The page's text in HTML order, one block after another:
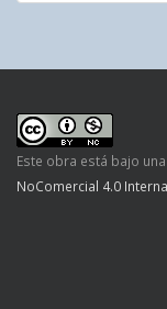
Este obra está bajo una
NoComercial 4.0